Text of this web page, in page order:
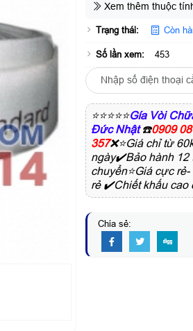
Xem thêm thuộc
Trạng thái: Còn
Số lần xem: 453
⭐⭐⭐⭐⭐Gía Vòi
Đức Nhật☎️0909
357❌⭐Giá chỉ từ
ngày✔️Bảo hành 12
chuyển⭐Giá cực
rẻ ✔️Chiết khấu cao
Chia sẻ: